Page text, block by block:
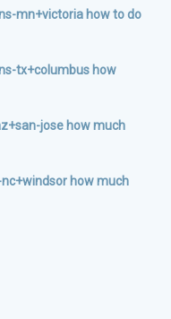
mn+victoria how to do
tx+columbus how
jose how much
how much